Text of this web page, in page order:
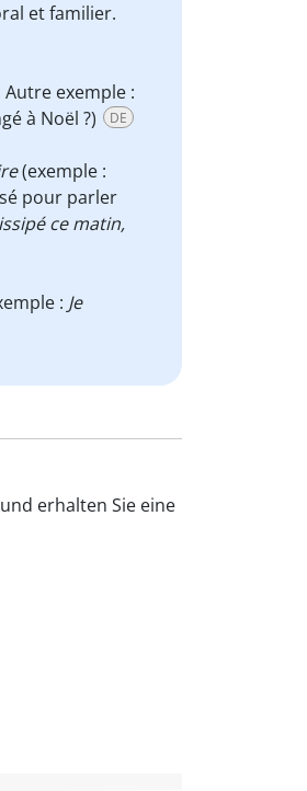
et familier.
exemple :
à Noël ?) DE
(exemple :
pour parler
ce matin,
: Je
erhalten Sie eine